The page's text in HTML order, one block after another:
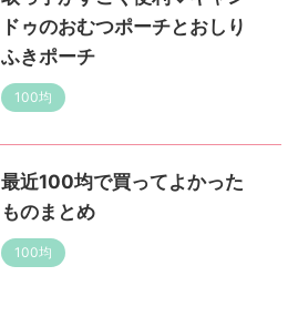
ドゥのおむつポーチとおしり
ふきポーチ
100均
最近100均で買ってよかった
ものまとめ
100均